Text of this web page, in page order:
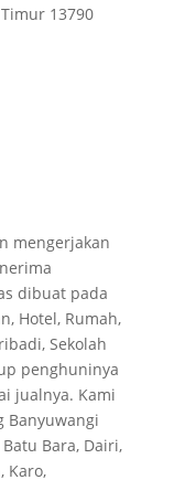
Timur 13790
mengerjakan
dibuat pada
Hotel, Rumah,
Sekolah
penghuninya
jualnya. Kami
Banyuwangi
Bara, Dairi,
Karo,